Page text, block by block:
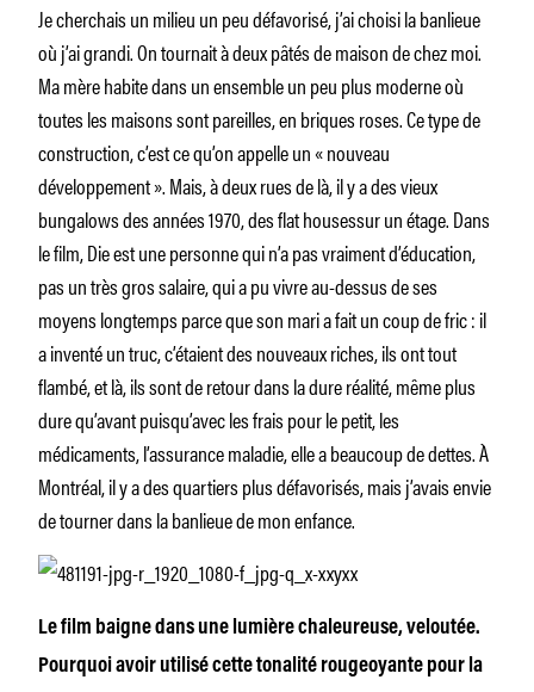
Je cherchais un milieu un peu défavorisé, j’ai choisi la banlieue
où j’ai grandi. On tournait à deux pâtés de maison de chez moi.
Ma mère habite dans un ensemble un peu plus moderne où
toutes les maisons sont pareilles, en briques roses. Ce type de
construction, c’est ce qu’on appelle un « nouveau
développement ». Mais, à deux rues de là, il y a des vieux
bungalows des années 1970, des flat housessur un étage. Dans
le film, Die est une personne qui n’a pas vraiment d’éducation,
pas un très gros salaire, qui a pu vivre au-dessus de ses
moyens longtemps parce que son mari a fait un coup de fric : il
a inventé un truc, c’étaient des nouveaux riches, ils ont tout
flambé, et là, ils sont de retour dans la dure réalité, même plus
dure qu’avant puisqu’avec les frais pour le petit, les
médicaments, l’assurance maladie, elle a beaucoup de dettes. À
Montréal, il y a des quartiers plus défavorisés, mais j’avais envie
de tourner dans la banlieue de mon enfance.
Le film baigne dans une lumière chaleureuse, veloutée.
Pourquoi avoir utilisé cette tonalité rougeoyante pour la